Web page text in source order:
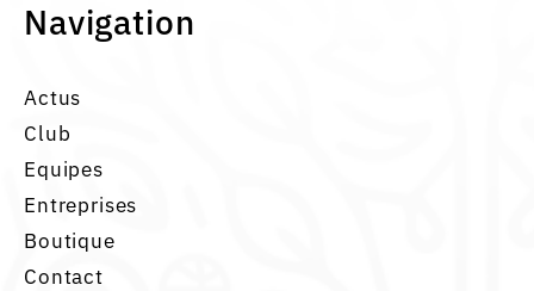
Navigation
Actus
Club
Equipes
Entreprises
Boutique
Contact